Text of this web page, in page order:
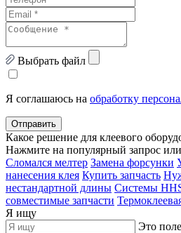
Выбрать файл
Я соглашаюсь на обработку
Отправить
Какое решение для клеевого
Нажмите на популярный запрос
Сломался мелтер Замена форсунки
нанесения клея Купить запчасть
нестандартной длины Системы
совместимые запчасти
Я ищу
Это